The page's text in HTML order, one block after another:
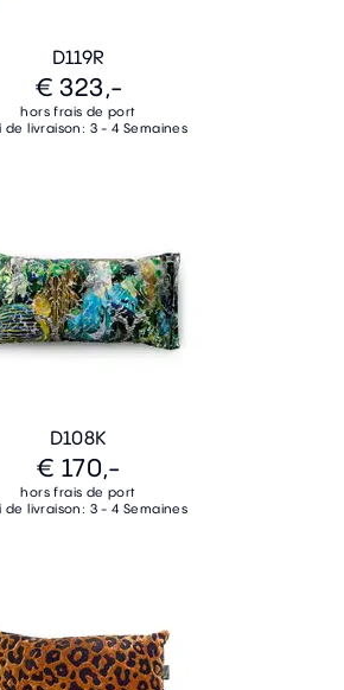
D119R
€ 323,-
hors frais de port
de livraison: 3 - 4 Semaines
D108K
€ 170,-
hors frais de port
de livraison: 3 - 4 Semaines